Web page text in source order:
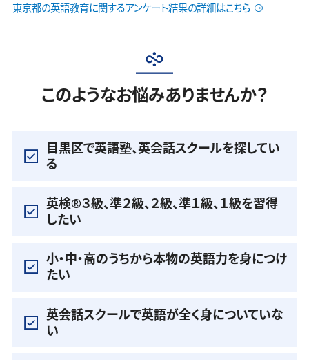
東京都の英語教育に関するアンケート結果の詳細はこちら
このようなお悩みありませんか？
目黒区で英語塾、英会話スクールを探してい
る
英検®️３級、準２級、２級、準１級、１級を習得
したい
小・中・高のうちから本物の英語力を身につけ
たい
英会話スクールで英語が全く身についていな
い